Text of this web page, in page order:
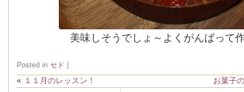
美味しそうでしょ～よくがんばって
Posted in セド
« １１月のレッスン！ お菓子